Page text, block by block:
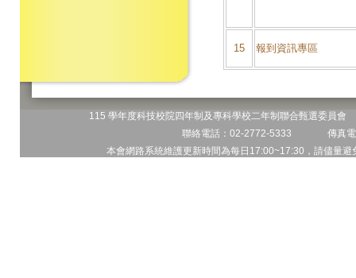
15 報到資訊專區
115 學年度科技校院四年制及專科學校二年制聯合甄選委員
聯絡電話：02-2772-5333 傳真
本會網路系統維護更新時間為每日17:00~17:30，請儘量